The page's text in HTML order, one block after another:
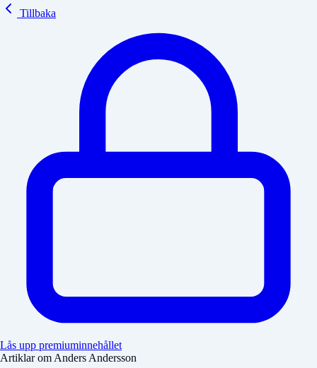
Tillbaka
Lås upp premiuminnehållet
Artiklar om Anders Andersson